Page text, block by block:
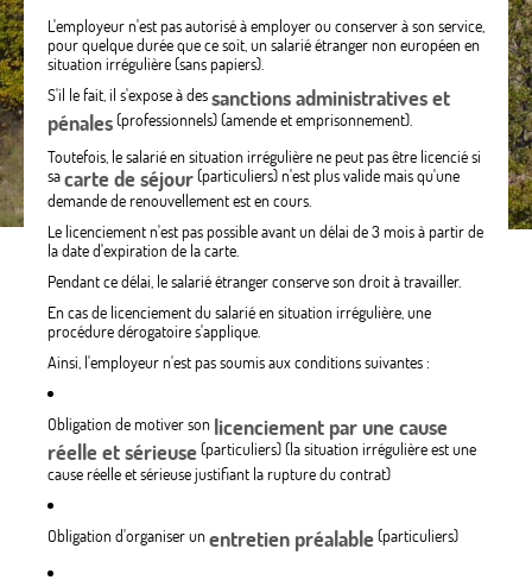
L'employeur n'est pas autorisé à employer ou conserver à son service,
pour quelque durée que ce soit, un salarié étranger non européen en
situation irrégulière (sans papiers).
S'il le fait, il s'expose à dessanctions administratives et
pénales(professionnels) (amende et emprisonnement).
Toutefois, le salarié en situation irrégulière ne peut pas être licencié si
sacarte de séjour(particuliers) n'est plus valide mais qu'une
demande de renouvellement est en cours.
Le licenciement n'est pas possible avant un délai de 3 mois à partir de
la date d'expiration de la carte.
Pendant ce délai, le salarié étranger conserve son droit à travailler.
En cas de licenciement du salarié en situation irrégulière, une
procédure dérogatoire s'applique.
Ainsi, l'employeur n'est pas soumis aux conditions suivantes :
Obligation de motiver son licenciement par une cause
réelle et sérieuse(particuliers) (la situation irrégulière est une
cause réelle et sérieuse justifiant la rupture du contrat)
Obligation d'organiser unentretien préalable(particuliers)